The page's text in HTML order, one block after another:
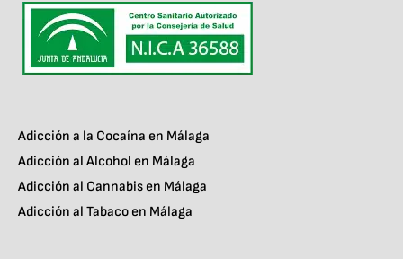
Adicción a la Cocaína en Málaga
Adicción al Alcohol en Málaga
Adicción al Cannabis en Málaga
Adicción al Tabaco en Málaga